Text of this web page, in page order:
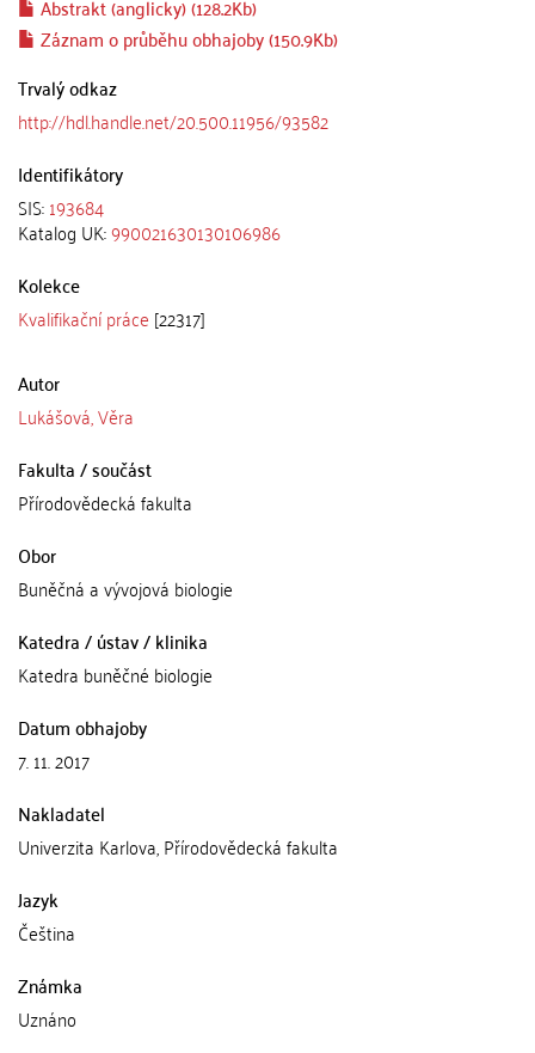
Abstrakt (anglicky) (128.2Kb)
Záznam o průběhu obhajoby (150.9Kb)
Trvalý odkaz
http://hdl.handle.net/20.500.11956/93582
Identifikátory
SIS:193684
Katalog UK:990021630130106986
Kolekce
Kvalifikační práce [22317]
Autor
Lukášová, Věra
Fakulta / součást
Přírodovědecká fakulta
Obor
Buněčná a vývojová biologie
Katedra / ústav / klinika
Katedra buněčné biologie
Datum obhajoby
7. 11. 2017
Nakladatel
Univerzita Karlova, Přírodovědecká fakulta
Jazyk
Čeština
Známka
Uznáno